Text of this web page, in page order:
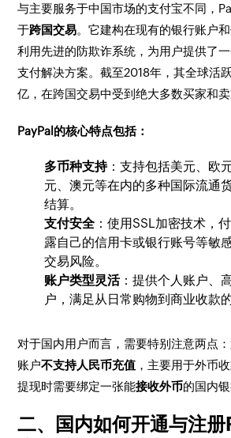
与主要服务于中国市场的支付宝不同，
于跨国交易。它建构在现有的银行账户
利用先进的防欺诈系统，为用户提供了
支付解决方案。截至2018年，其全球活
亿，在跨国交易中受到绝大多数买家和卖
PayPal的核心特点包括：
多币种支持：支持包括美元、欧
元、澳元等在内的多种国际流通
结算。
支付安全 ：使用SSL加密技术，
露自己的信用卡或银行账号等敏
交易风险。
账户类型灵活：提供个人账户、
户，满足从日常购物到商业收款
对于国内用户而言，需要特别注意两点
账户不支持人民币充值 ，主要用于外币
提现时需要绑定一张能接收外币的国内银
二、国内如何开通与注